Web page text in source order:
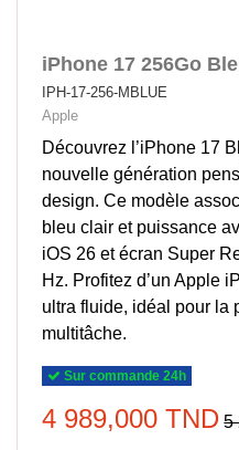
iPhone 17 256Go
IPH-17-256-MBLUE
Apple
Découvrez l’iPhone 17
nouvelle génération
design. Ce modèle
bleu clair et puissance
iOS 26 et écran Super
Hz. Profitez d’un Apple
ultra fluide, idéal pour la
multitâche.
Sur commande 24h
4 989,000 TND 5